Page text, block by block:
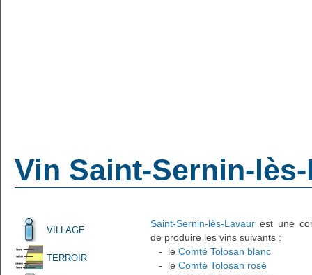
Vin Saint-Sernin-
VILLAGE
TERROIR
Saint-Sernin-lès-Lavaur est une
de produire les vins suivants :
- le Comté Tolosan blanc
- le Comté Tolosan rosé